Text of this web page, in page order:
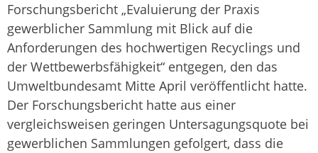
Forschungsbericht „Evaluierung der Praxis
gewerblicher Sammlung mit Blick auf die
Anforderungen des hochwertigen Recyclings und
der Wettbewerbsfähigkeit“ entgegen, den das
Umweltbundesamt Mitte April veröffentlicht hatte.
Der Forschungsbericht hatte aus einer
vergleichsweisen geringen Untersagungsquote bei
gewerblichen Sammlungen gefolgert, dass die